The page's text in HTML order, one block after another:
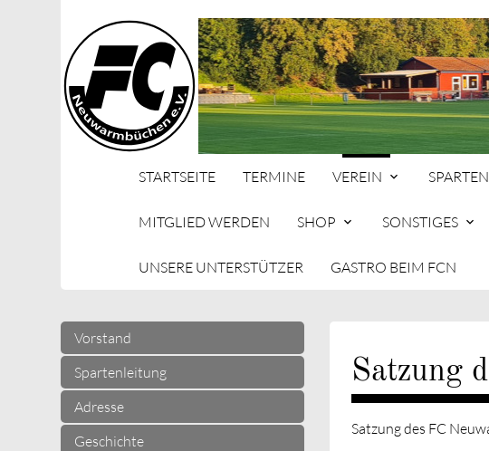
STARTSEITE TERMINE VEREIN SPARTEN
MITGLIED WERDEN SHOP SONSTIGES
UNSERE UNTERSTÜTZER GASTRO BEIM FCN
Satzung
Satzung des FC
Vorstand
Spartenleitung
Adresse
Geschichte